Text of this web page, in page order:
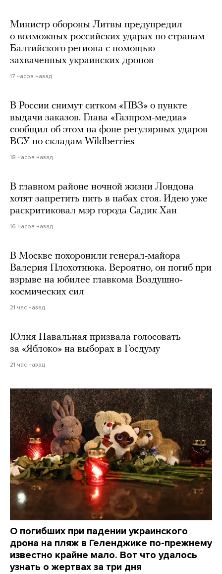
Министр обороны Литвы предупредил
о возможных российских ударах по странам
Балтийского региона с помощью
захваченных украинских дронов
17 часов назад
В России снимут ситком «ПВЗ» о пункте
выдачи заказов. Глава «Газпром-медиа»
сообщил об этом на фоне регулярных ударов
ВСУ по складам Wildberries
18 часов назад
В главном районе ночной жизни Лондона
хотят запретить пить в пабах стоя. Идею уже
раскритиковал мэр города Садик Хан
16 часов назад
В Москве похоронили генерал-майора
Валерия Плохотнюка. Вероятно, он погиб при
взрыве на юбилее главкома Воздушно-
космических сил
21 час назад
Юлия Навальная призвала голосовать
за «Яблоко» на выборах в Госдуму
21 час назад
О погибших при падении украинского
дрона на пляж в Геленджике по-прежнему
известно крайне мало. Вот что удалось
узнать о жертвах за три дня